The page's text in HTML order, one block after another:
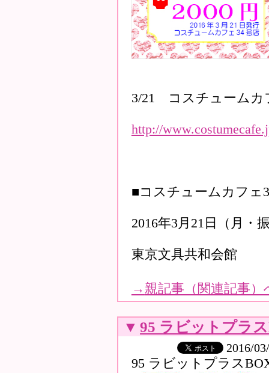
3/21 コスチュームカ
http://
■コスチュームカフェ
2016年3月21日（月
東京文具共和会館
→親記事（関連記事）
▼ 95 ラビットプラ
2016/
95 ラビットプラス